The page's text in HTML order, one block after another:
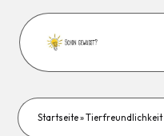
Startseite»Tierfreundlichkeit